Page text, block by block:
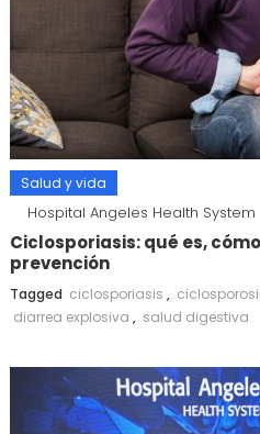
Salud y vida
Hospital Angeles Health System
Ciclosporiasis: qué es,
prevención
Tagged ciclosporiasis ,
diarrea explosiva , salud digestiva